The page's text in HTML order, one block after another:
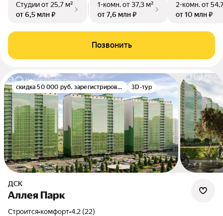
Студииот 25,7 м²
от 6,5 млн ₽
1-комн.от 37,3 м²
от 7,6 млн ₽
2-комн.от
от 10 млн ₽
Позвонить
скидка 50 000 руб. зарегистрированным 3D-тур
ДСК
Аллея Парк
Строится•комфорт•4.2 (22)